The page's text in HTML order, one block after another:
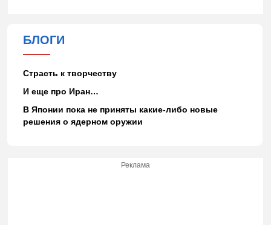
БЛОГИ
Страсть к творчеству
И еще про Иран…
В Японии пока не приняты какие-либо новые
решения о ядерном оружии
Реклама